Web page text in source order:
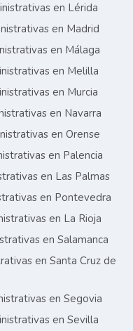
en Lérida
en Madrid
en Málaga
en Melilla
en Murcia
en Navarra
en Orense
en Palencia
en Las Palmas
en Pontevedra
en La Rioja
en Salamanca
en Santa Cruz de
en Segovia
en Sevilla